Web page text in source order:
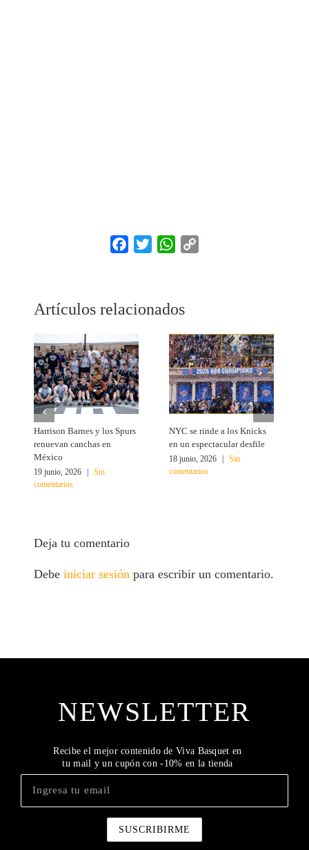
Facebook
Twitter WhatsApp
Artículos relacionados
Harrison Barnes y los Spurs
renuevan canchas en
México
19 junio, 2026
Sin
comentarios
NYC se rinde a los Knicks
en un espectacular desfile
18 junio, 2026
Sin
comentarios
Deja tu comentario
Debeiniciar sesiónpara escribir un comentario.
NEWSLETTER
Recibe el mejor contenido de Viva Basquet en
tu mail y un cupón con -10% en la tienda